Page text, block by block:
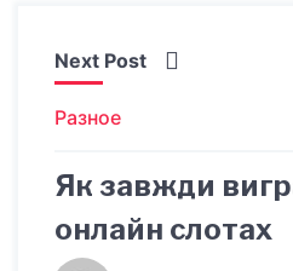
Next Post
Разное
Як завжди
онлайн слотах